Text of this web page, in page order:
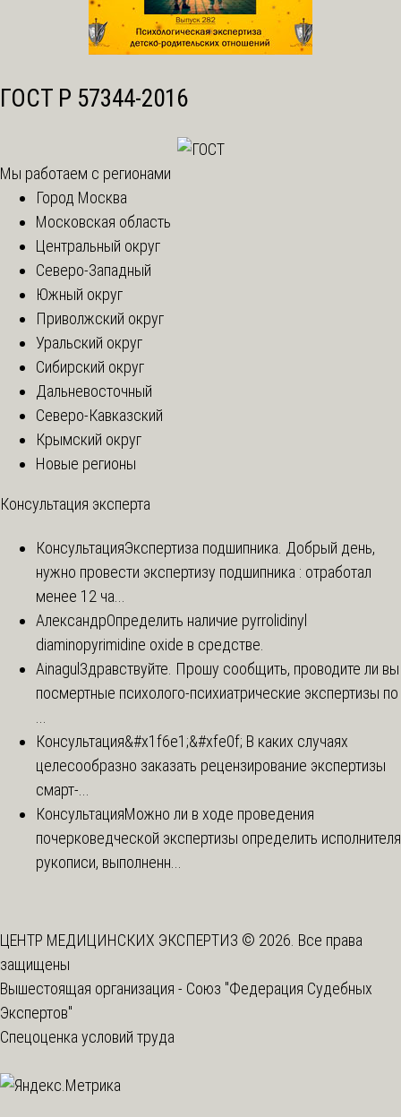
ГОСТ Р 57344-2016
Мы работаем с регионами
Город Москва
Московская область
Центральный округ
Северо-Западный
Южный округ
Приволжский округ
Уральский округ
Сибирский округ
Дальневосточный
Северо-Кавказский
Крымский округ
Новые регионы
Консультация эксперта
КонсультацияЭкспертиза подшипника. Добрый день,
нужно провести экспертизу подшипника : отработал
менее 12 ча...
АлександрОпределить наличие pyrrolidinyl
diaminopyrimidine oxide в средстве.
Ainagul Здравствуйте. Прошу сообщить, проводите ли вы
посмертные психолого-психиатрические экспертизы по
Консультация&#x1f6e1;&#xfe0f; В каких случаях
целесообразно заказать рецензирование экспертизы
смарт-...
КонсультацияМожно ли в ходе проведения
почерковедческой экспертизы определить исполнителя
рукописи, выполненн...
ЦЕНТР МЕДИЦИНСКИХ ЭКСПЕРТИЗ © 2026. Все права
защищены
Вышестоящая организация - Союз "Федерация Судебных
Экспертов"
Спецоценка условий труда